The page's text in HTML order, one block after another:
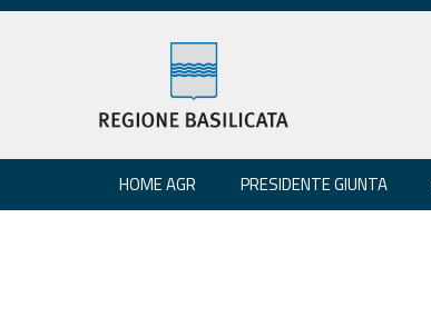
HOME AGR PRESIDENTE GIUNTA